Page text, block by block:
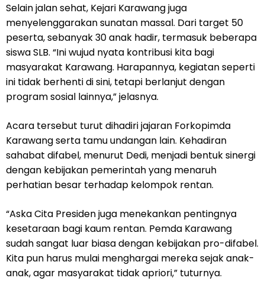
Selain jalan sehat, Kejari Karawang juga
menyelenggarakan sunatan massal. Dari target 50
peserta, sebanyak 30 anak hadir, termasuk beberapa
siswa SLB. “Ini wujud nyata kontribusi kita bagi
masyarakat Karawang. Harapannya, kegiatan seperti
ini tidak berhenti di sini, tetapi berlanjut dengan
program sosial lainnya,” jelasnya.
Acara tersebut turut dihadiri jajaran Forkopimda
Karawang serta tamu undangan lain. Kehadiran
sahabat difabel, menurut Dedi, menjadi bentuk sinergi
dengan kebijakan pemerintah yang menaruh
perhatian besar terhadap kelompok rentan.
“Aska Cita Presiden juga menekankan pentingnya
kesetaraan bagi kaum rentan. Pemda Karawang
sudah sangat luar biasa dengan kebijakan pro-difabel.
Kita pun harus mulai menghargai mereka sejak anak-
anak, agar masyarakat tidak apriori,” tuturnya.